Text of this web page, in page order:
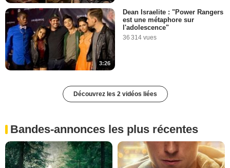
3:26
Dean Israelite : "Power Rangers
est une métaphore sur
l'adolescence"
36 314 vues
Découvrez les 2 vidéos liées
Bandes-annonces les plus récentes